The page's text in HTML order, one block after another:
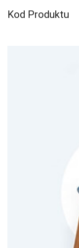
Kod Produktu